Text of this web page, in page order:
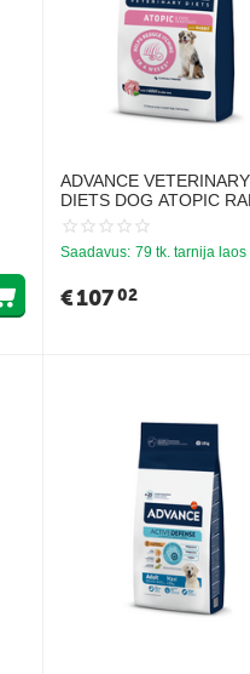
ADVANCE VETERINARY
DIETS DOG ATOPIC
12KG - KESKMISE JA
TÕUGU TÄISKASVANUD
KOERTELE, KEL ON
Saadavus: 79 tk. tarnija laos
€10702